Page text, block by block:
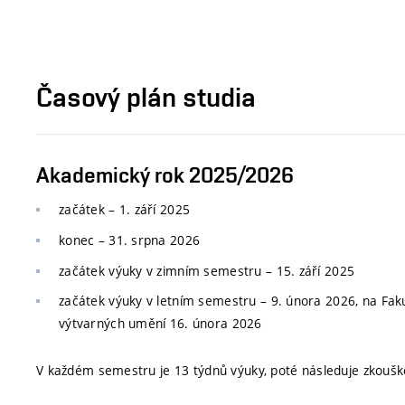
Časový plán studia
Akademický rok 2025/2026
začátek – 1. září 2025
konec –31. srpna 2026
začátek výuky v zimním semestru – 15. září 2025
začátek výuky v letním semestru – 9. února 2026, na
výtvarných umění 16. února 2026
V každém semestru je 13 týdnů výuky, poté následuje